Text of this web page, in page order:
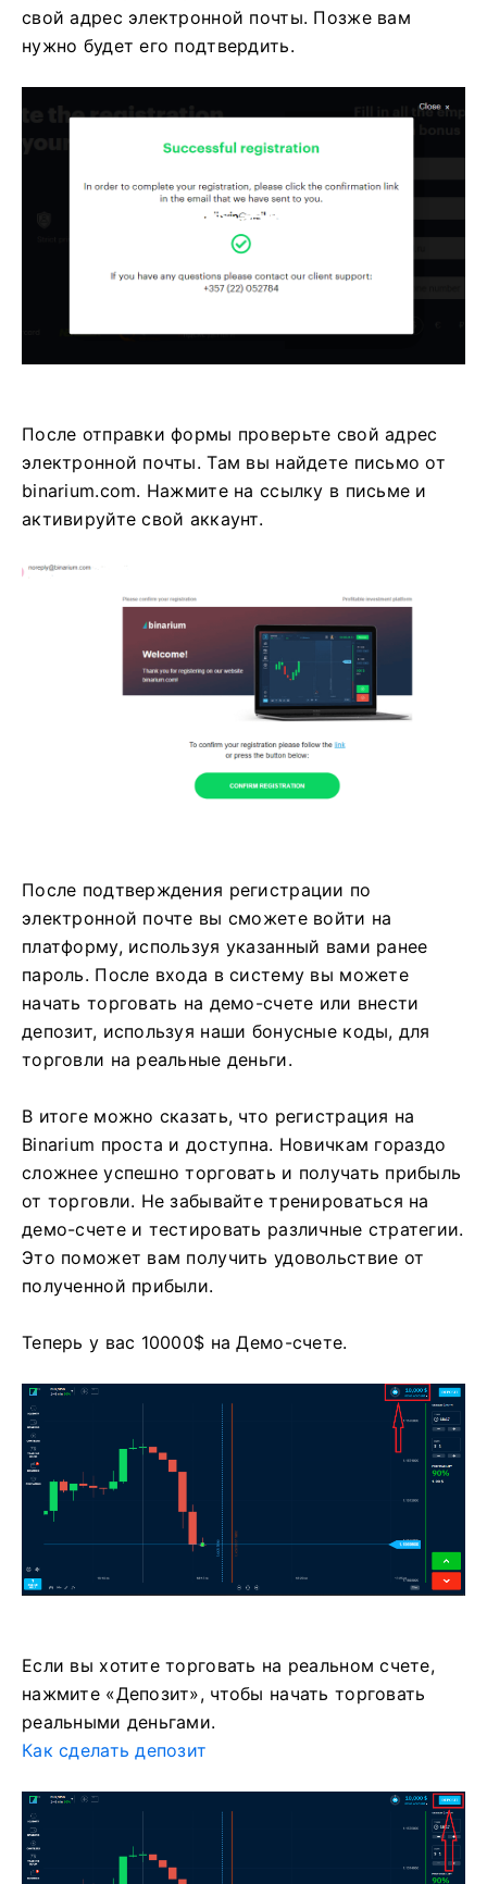
свой адрес электронной почты. Позже вам
нужно будет его подтвердить.
После отправки формы проверьте свой адрес
электронной почты. Там вы найдете письмо от
binarium.com. Нажмите на ссылку в письме и
активируйте свой аккаунт.
После подтверждения регистрации по
электронной почте вы сможете войти на
платформу, используя указанный вами ранее
пароль. После входа в систему вы можете
начать торговать на демо-счете или внести
депозит, используя наши бонусные коды, для
торговли на реальные деньги.
В итоге можно сказать, что регистрация на
Binarium проста и доступна. Новичкам гораздо
сложнее успешно торговать и получать прибыль
от торговли. Не забывайте тренироваться на
демо-счете и тестировать различные стратегии.
Это поможет вам получить удовольствие от
полученной прибыли.
Теперь у вас 10000$ на Демо-счете.
Если вы хотите торговать на реальном счете,
нажмите «Депозит», чтобы начать торговать
реальными деньгами.
Как сделать депозит